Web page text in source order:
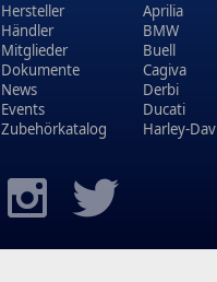
Hersteller
Händler
Mitglieder
Dokumente
News
Events
Zubehörkatalog
Aprilia
BMW
Buell
Cagiva
Derbi
Ducati
Harley-